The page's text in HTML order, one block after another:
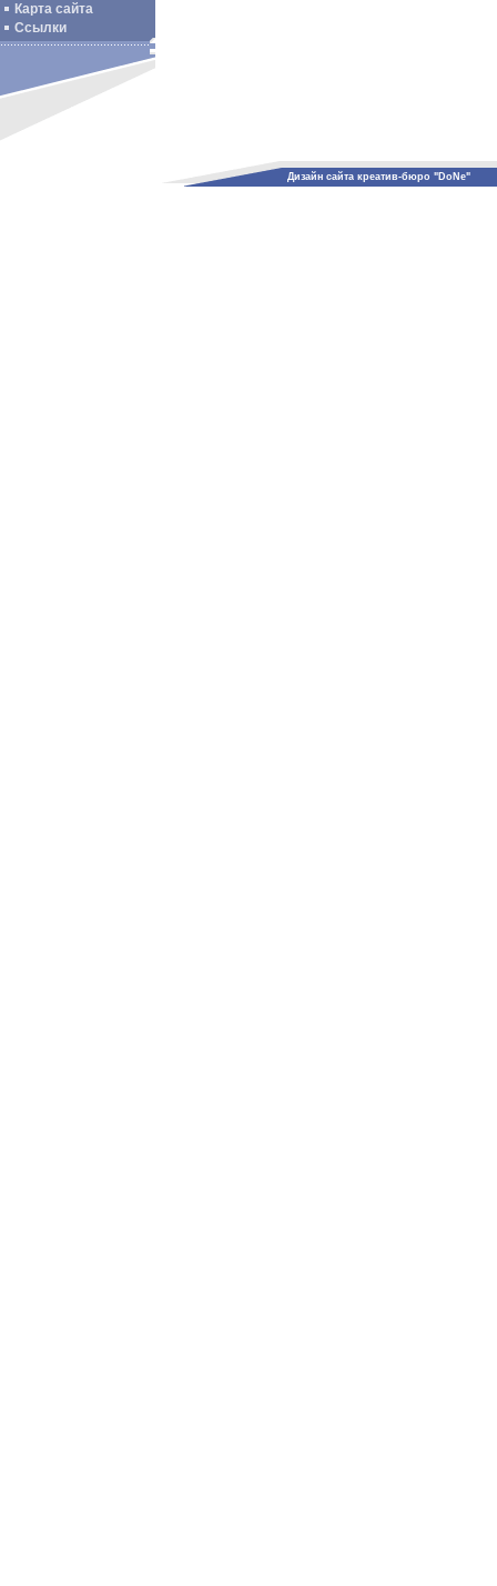
Карта сайта
Ссылки
Дизайн сайта креатив-бюро "DoNe"